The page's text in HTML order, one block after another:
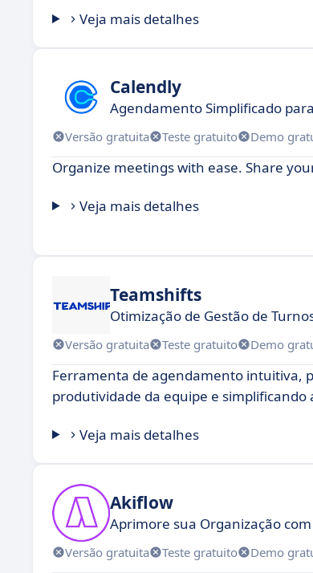
Veja mais detalhes
Calendly
Agendamento Simplificado
Versão gratuita Teste gratuito Demo
Organize meetings with ease. Share
Veja mais detalhes
Teamshifts
Otimização de Gestão de
Versão gratuita Teste gratuito Demo
Ferramenta de agendamento intuitiva,
produtividade da equipe e simplificando
Veja mais detalhes
Akiflow
Aprimore sua Organização
Versão gratuita Teste gratuito Demo